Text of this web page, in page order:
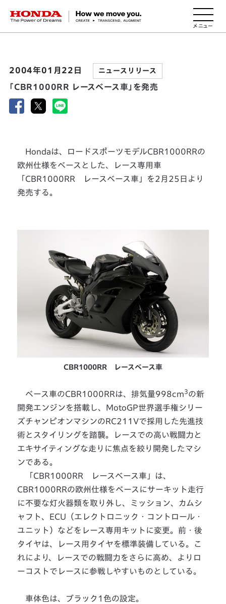
HONDA The Power of Dreams
2004年01月22日 ニュースリリース
「CBR1000RR レースベース車」を発売
Hondaは、ロードスポーツモデルCBR1000RRの
欧州仕様をベースとした、レース専用車
「CBR1000RR レースベース車」を2月25日より
発売する。
CBR1000RR レースベース車
ベース車のCBR1000RRは、排気量998cm3の新
開発エンジンを搭載し、MotoGP世界選手権シリー
ズチャンピオンマシンのRC211Vで採用した先進技
術とスタイリングを踏襲。レースでの高い戦闘力と
エキサイティングな走りに焦点を絞り開発したマシ
ンである。
「CBR1000RR レースベース車」は、
CBR1000RRの欧州仕様をベースにサーキット走行
に不要な灯火器類を取り外し、ミッション、カムシ
ャフト、ECU（エレクトロニック・コントロール・
ユニット）などをレース専用キットに変更。前・後
タイヤは、レース用タイヤを標準装備している。こ
れにより、レースでの戦闘力をさらに高め、よりロ
ーコストでレースに参戦しやすいものとしている。
車体色は、ブラック1色の設定。